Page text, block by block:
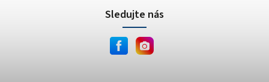
Sledujte nás